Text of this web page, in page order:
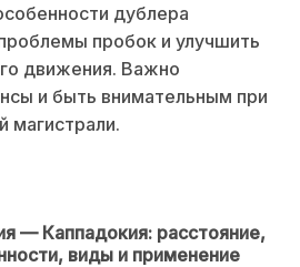
дублера
пробок и улучшить
движения. Важно
и быть внимательным при
магистрали.
— Каппадокия: расстояние,
виды и применение